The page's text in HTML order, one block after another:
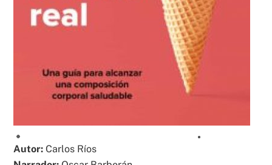
Autor: Carlos Ríos